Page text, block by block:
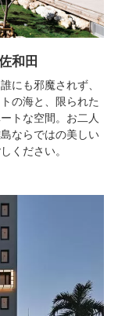
和田
にも邪魔されず、
の海と、限られた
トな空間。お二人
ならではの美しい
ください。